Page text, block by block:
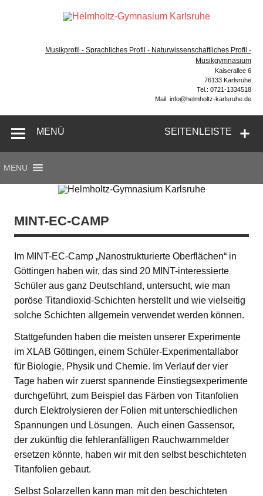
Musikprofil - Sprachliches Profil - Naturwissenschaftliches Profil -
Musikgymnasium
Kaiserallee 6
76133 Karlsruhe
Tel.: 0721-1334518
Mail: info@helmholtz-karlsruhe.de
SEITENLEISTE
MENÜ
MENU
MINT-EC-CAMP
Im MINT-EC-Camp „Nanostrukturierte Oberflächen“ in
Göttingen haben wir, das sind 20 MINT-interessierte
Schüler aus ganz Deutschland, untersucht, wie man
poröse Titandioxid-Schichten herstellt und wie vielseitig
solche Schichten allgemein verwendet werden können.
Stattgefunden haben die meisten unserer Experimente
im XLAB Göttingen, einem Schüler-Experimentallabor
für Biologie, Physik und Chemie. Im Verlauf der vier
Tage haben wir zuerst spannende Einstiegsexperimente
durchgeführt, zum Beispiel das Färben von Titanfolien
durch Elektrolysieren der Folien mit unterschiedlichen
Spannungen und Lösungen. Auch einen Gassensor,
der zukünftig die fehleranfälligen Rauchwarnmelder
ersetzen könnte, haben wir mit den selbst beschichteten
Titanfolien gebaut.
Selbst Solarzellen kann man mit den beschichteten